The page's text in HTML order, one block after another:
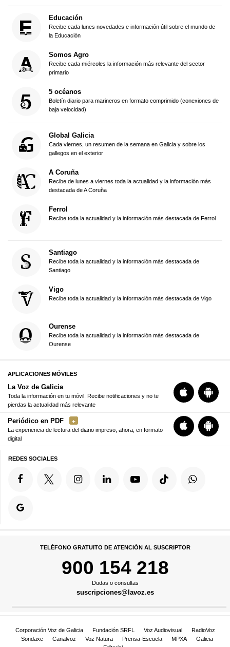
Educación
Recibe cada lunes novedades e información útil sobre el mundo de
la Educación
Somos Agro
Recibe cada miércoles la información más relevante del sector
primario
5 océanos
Boletín diario para marineros en formato comprimido (conexiones de
baja velocidad)
Global Galicia
Cada viernes, un resumen de la semana en Galicia y sobre los
gallegos en el exterior
A Coruña
Recibe de lunes a viernes toda la actualidad y la información más
destacada de A Coruña
Ferrol
Recibe toda la actualidad y la información más destacada de Ferrol
Santiago
Recibe toda la actualidad y la información más destacada de
Santiago
Vigo
Recibe toda la actualidad y la información más destacada de Vigo
Ourense
Recibe toda la actualidad y la información más destacada de
Ourense
APLICACIONES MÓVILES
La Voz de Galicia
Toda la información en tu móvil. Recibe notificaciones y no te
pierdas la actualidad más relevante
Periódico en PDF
La experiencia de lectura del diario impreso, ahora, en formato
digital
REDES SOCIALES
TELÉFONO GRATUITO DE ATENCIÓN AL SUSCRIPTOR
900 154 218
Dudas o consultas
suscripciones@lavoz.es
Corporación Voz de Galicia Fundación SRFL Voz Audiovisual
RadioVoz
Sondaxe
Canalvoz Voz Natura Prensa-Escuela MPXA
Galicia